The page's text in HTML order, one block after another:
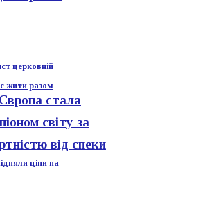
церковній
жити разом
ціни на
стала
світу за
від спеки